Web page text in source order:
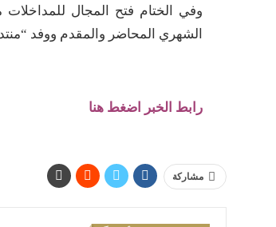
وفي الختام فتح المجال
الشهري المحاضر والمقدم ووفد
رابط الخبر اضغط هنا
مشاركة